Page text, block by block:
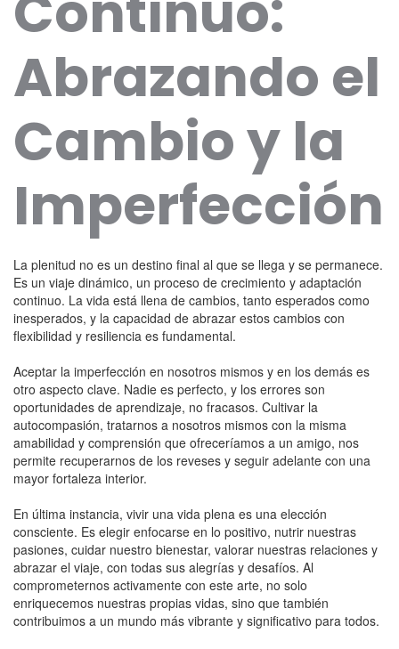
Abrazando el
Cambio y la
Imperfección
La plenitud no es un destino final al que se llega y se permanece.
Es un viaje dinámico, un proceso de crecimiento y adaptación
continuo. La vida está llena de cambios, tanto esperados como
inesperados, y la capacidad de abrazar estos cambios con
flexibilidad y resiliencia es fundamental.
Aceptar la imperfección en nosotros mismos y en los demás es
otro aspecto clave. Nadie es perfecto, y los errores son
oportunidades de aprendizaje, no fracasos. Cultivar la
autocompasión, tratarnos a nosotros mismos con la misma
amabilidad y comprensión que ofreceríamos a un amigo, nos
permite recuperarnos de los reveses y seguir adelante con una
mayor fortaleza interior.
En última instancia, vivir una vida plena es una elección
consciente. Es elegir enfocarse en lo positivo, nutrir nuestras
pasiones, cuidar nuestro bienestar, valorar nuestras relaciones y
abrazar el viaje, con todas sus alegrías y desafíos. Al
comprometernos activamente con este arte, no solo
enriquecemos nuestras propias vidas, sino que también
contribuimos a un mundo más vibrante y significativo para todos.